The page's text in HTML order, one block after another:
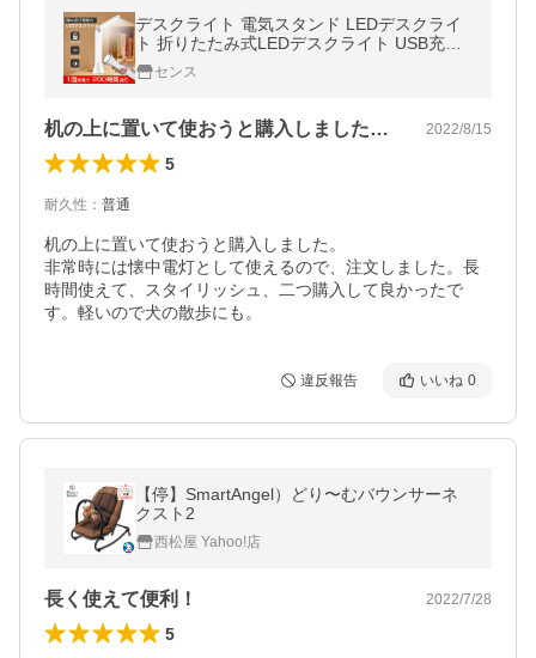
デスクライト 電気スタンド LEDデスクライ
ト 折りたたみ式LEDデスクライト USB充電
式 無段階調光 3段階調色 照明器具 卓上ライ
ト ledライト 目に優しい
センス
机の上に置いて使おうと購入しました。非… 2022/8/15
5
耐久性 ： 普通
机の上に置いて使おうと購入しました。
非常時には懐中電灯として使えるので、注文しました。長
時間使えて、スタイリッシュ、二つ購入して良かったで
す。軽いので犬の散歩にも。
違反報告 いいね 0
【停】SmartAngel）どり〜むバウンサーネ
クスト2
西松屋 Yahoo!店
長く使えて便利！ 2022/7/28
5